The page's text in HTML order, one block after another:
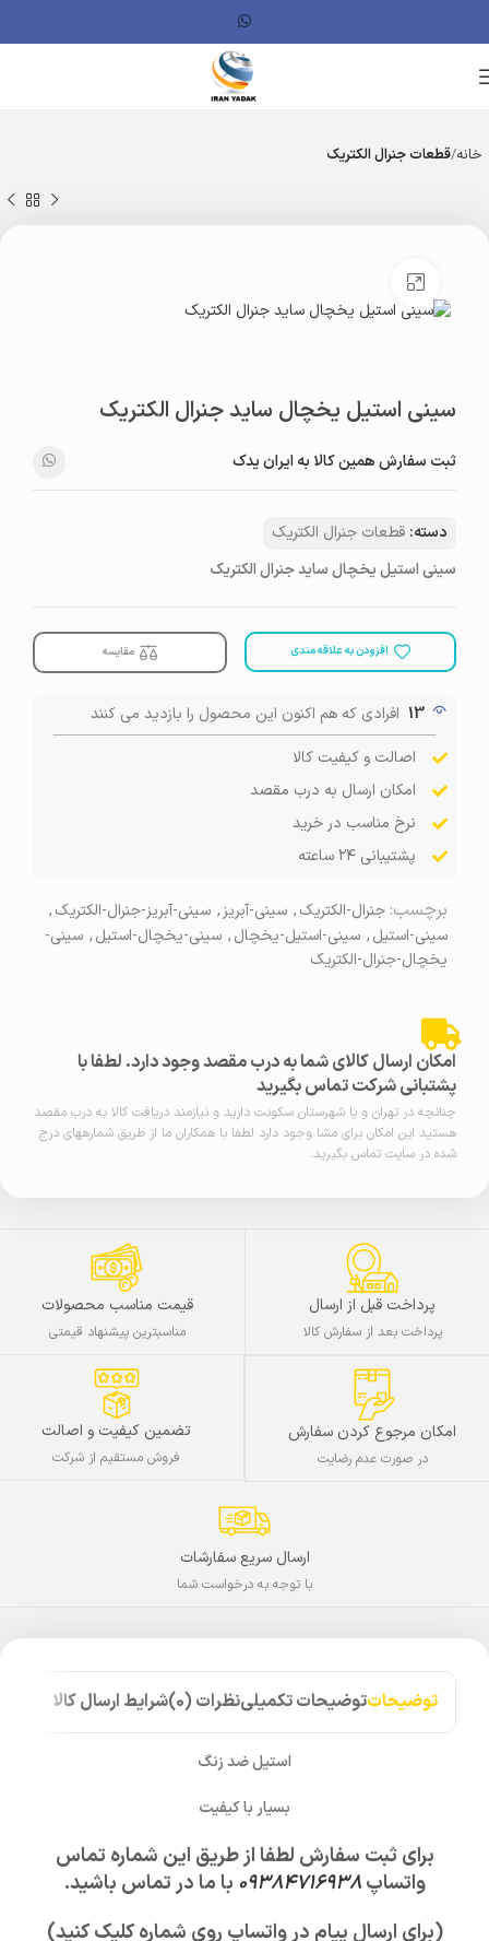
خانه قطعات جنرال الکتریک
سینی استیل یخچال ساید جنرال الکتریک
ثبت سفارش همین کالا به ایران یدک
دسته: قطعات جنرال الکتریک
سینی استیل یخچال ساید جنرال الکتریک
افزودن به علاقه مندی مقایسه
13 افرادی که هم اکنون این محصول را بازدید می کنند
اصالت و کیفیت کالا
امکان ارسال به درب مقصد
نرخ مناسب در خرید
پشتیبانی ۲۴ ساعته
برچسب: جنرال-الکتریک, سینی-آبریز, سینی-آبریز-جنرال-الکتریک,
سینی-استیل, سینی-استیل-یخچال, سینی-یخچال-استیل, سینی-
یخچال-جنرال-الکتریک
امکان ارسال کالای شما به درب مقصد وجود دارد. لطفا با
پشتبانی شرکت تماس بگیرید
چنانچه در تهران و یا شهرستان سکونت دارید و نیازمند دریافت کالا به درب مقصد
هستید این امکان برای مشا وجود دارد لطفا با همکاران ما از طریق شمارههای درج
شده در سایت تماس بگیرید.
پرداخت قبل از ارسال
پرداخت بعد از سفارش کالا
قیمت مناسب محصولات
مناسبترین پیشنهاد قیمتی
امکان مرجوع کردن سفارش
در صورت عدم رضایت
تضمین کیفیت و اصالت
فروش مستقیم از شرکت
ارسال سریع سفارشات
با توجه به درخواست شما
توضیحاتتوضیحات تکمیلینظرات (0) شرایط ارسال کالا
استیل ضد زنگ
بسیار با کیفیت
برای ثبت سفارش لطفا از طریق این شماره تماس
واتساپ 09384716938 با ما در تماس باشید.
(برای ارسال پیام در واتساپ روی شماره کلیک کنید)